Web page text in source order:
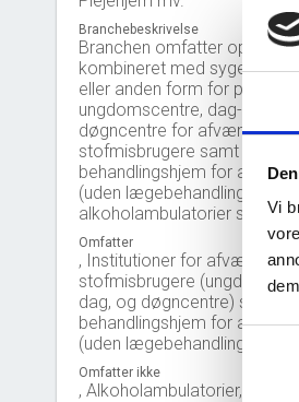
Vi
Branchebeskrivelse
Branchen omfatter ophold
kombineret med sygepleje,
eller anden form for pleje på
ungdomscentre, dag- og
døgncentre for afvænning af
stofmisbrugere samt
behandlingshjem for
(uden lægebehandling). For
alkoholambulatorier se
Omfatter
, Institutioner for afvænning
stofmisbrugere
dag, og døgncentre) samt
behandlingshjem for
(uden lægebehandling)
Omfatter ikke
, Alkoholambulatorier, jf.